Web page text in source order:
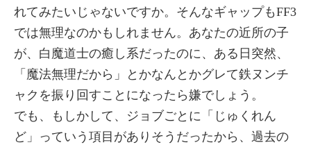
れてみたいじゃないですか。そんなギャップもFF3
では無理なのかもしれません。あなたの近所の子
が、白魔道士の癒し系だったのに、ある日突然、
「魔法無理だから」とかなんとかグレて鉄ヌンチ
ャクを振り回すことになったら嫌でしょう。
でも、もしかして、ジョブごとに「じゅくれん
ど」っていう項目がありそうだったから、過去の